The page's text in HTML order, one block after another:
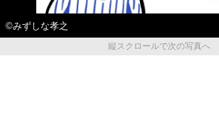
©みずしな孝之
縦スクロールで次の写真へ